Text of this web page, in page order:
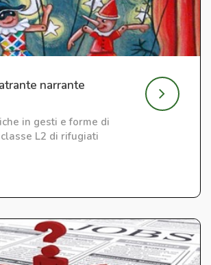
narrante
in gesti e forme di
L2 di rifugiati